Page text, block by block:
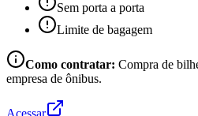
Sem porta a porta
Limite de bagagem
Como contratar: Compra de
empresa de ônibus.